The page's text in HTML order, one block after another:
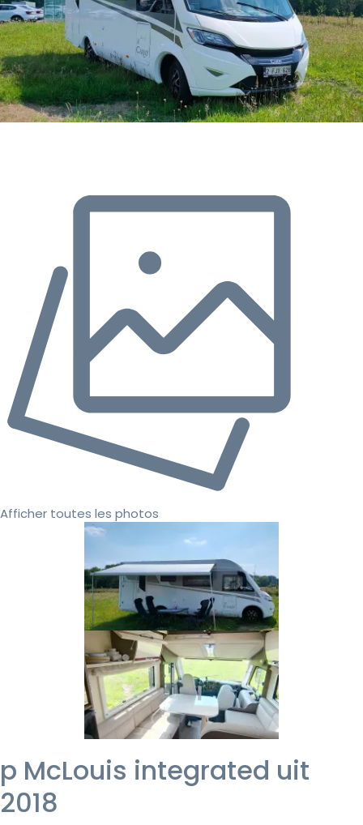
Afficher toutes les photos
p McLouis integrated uit
2018